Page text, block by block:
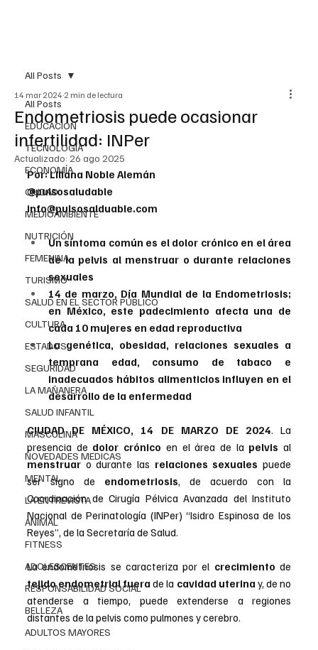
All Posts
EDUCACIÓN
TECNOLOGÍA
ECONOMÍA
CIUDAD
MEDIOAMBIENTE
NUTRICIÓN
FEMENINA
TURISMO
SALUD EN EL SECTOR PÚBLICO
CULTURA
ESTADOS
SEGURIDAD
LA MAÑANERA
SALUD INFANTIL
MASCULINA
NOVEDADES MEDICAS
MENTAL
LA ENTREVISTA
ANIMAL
FITNESS
ADOLESCENTES
RESPONSABILIDAD SOCIAL
BELLEZA
ADULTOS MAYORES
All Posts
Endometriosis puede ocasionar
infertilidad: INPer
14 mar 2024 2 min de lectura
Actualizado: 26 ago 2025
Por: Liliana Noble Alemán
@pulsosaludable
info@pulsosalduable.com
Un síntoma común es el dolor crónico en el área
de la pelvis al menstruar o durante relaciones
sexuales
14 de marzo, Día Mundial de la Endometriosis;
en México, este padecimiento afecta una de
cada 10 mujeres en edad reproductiva
La genética, obesidad, relaciones sexuales a
temprana edad, consumo de tabaco e
inadecuados hábitos alimenticios influyen en el
desarrollo de la enfermedad
CIUDAD DE MÉXICO, 14 DE MARZO DE 2024. La
presencia de dolor crónico en el área de la pelvis
menstruar o durante las relaciones sexuales puede
ser signo de endometriosis, de acuerdo con la
Coordinación de Cirugía Pélvica Avanzada del Instituto
Nacional de Perinatología (INPer) “Isidro Espinosa de los
Reyes”, de la Secretaría de Salud.
La endometriosis se caracteriza por el crecimiento
tejido endometrial fuera de la cavidad uterina y, de no
atenderse a tiempo, puede extenderse a regiones
distantes de la pelvis como pulmones y cerebro.